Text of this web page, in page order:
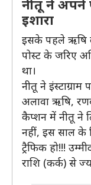
नीतू ने अपने
इशारा
इसके पहले ऋषि
पोस्ट के जरिए
था।
नीतू ने
अलावा ऋषि,
कैप्शन में नीतू ने
नहीं, इस साल के
ट्रैफिक हो!!!
राशि (कर्क) से